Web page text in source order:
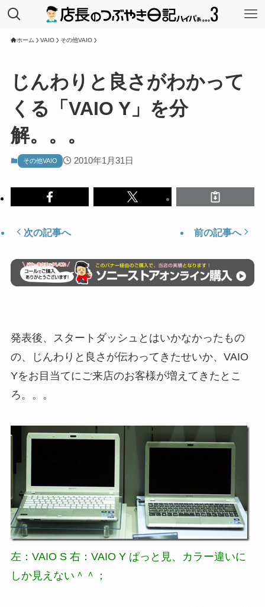
ホーム VAIO その他VAIO
じんわりと良さがわかって
くる「VAIO Y」を分
解。。。
その他VAIO 2010年1月31日
次の記事へ 前の記事へ
発表後、スタートダッシュとはいかなかったもの
の、じんわりと良さが伝わってきたせいか、VAIO
Yをお目当てにご来店のお客様が増えてきたとこ
ろ。。。
左：VAIO S 右：VAIO Y ぱっと見、カラー違いに
しか見えない＾＾；